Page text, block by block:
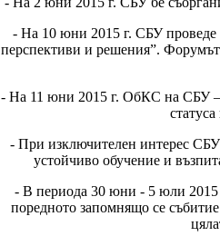
- На 10 юни 2015 г. СБУ проведе
перспективи и решения”.
- На 11 юни 2015 г. ОбКС на СБУ –
- При изключителен интерес
устойчиво обучение и
- В периода 30 юни - 5 юли 2015
поредното запомнящо се